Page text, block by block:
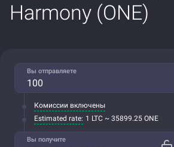
Harmony (ONE)
Вы отправляете
Комиссии включены
Estimated rate: 1 LTC ~ 35899.25 ONE
Вы получите